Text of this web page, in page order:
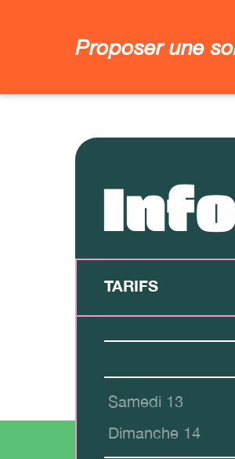
Proposer une
TARIFS
Samedi 13
Dimanche 14